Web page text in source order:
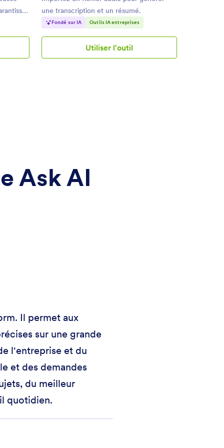
une transcription et un résumé.
Fondé sur IA Outils IA entreprises
Utiliser l'outil
Générateur
IA
Ask AI
Il permet aux
sur une grande
l'entreprise et du
et des demandes
du meilleur
quotidien.